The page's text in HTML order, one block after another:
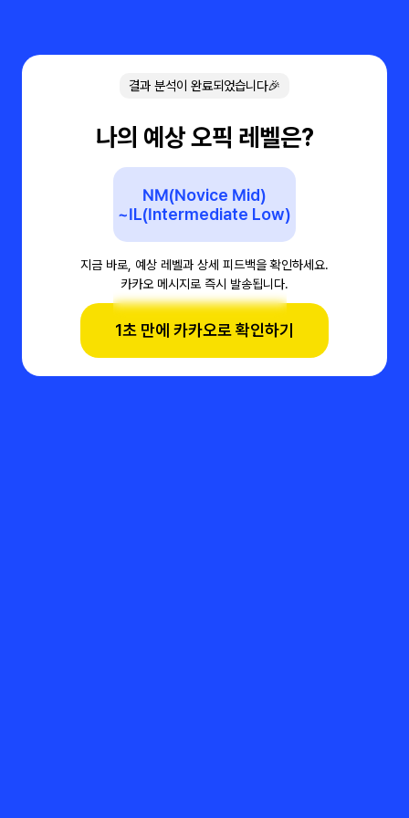
결과 분석이 완료되었습니다🎉
나의 예상 오픽 레벨은?
NM(Novice Mid)
~IL(Intermediate Low)
지금 바로, 예상 레벨과 상세 피드백을 확인하세요.
카카오 메시지로 즉시 발송됩니다.
1초 만에 카카오로 확인하기